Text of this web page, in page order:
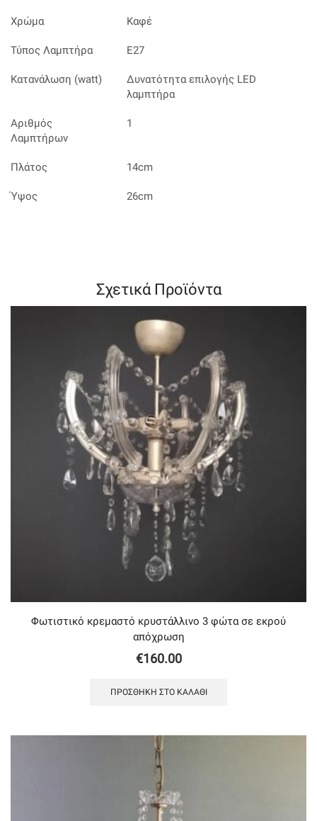
Χρώμα Καφέ
Τύπος Λαμπτήρα Ε27
Κατανάλωση (watt)
Δυνατότητα επιλογής LED
λαμπτήρα
Αριθμός
Λαμπτήρων
1
Πλάτος 14cm
Ύψος 26cm
Σχετικά Προϊόντα
Φωτιστικό κρεμαστό κρυστάλλινο 3 φώτα σε εκρού
απόχρωση
€160.00
ΠΡΟΣΘΉΚΗ ΣΤΟ ΚΑΛΆΘΙ